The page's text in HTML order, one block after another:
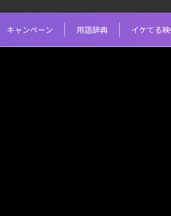
キャンペーン 用語辞典 イケてる